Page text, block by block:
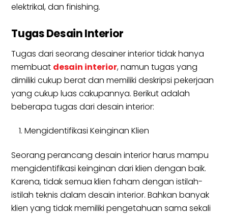
elektrikal, dan finishing.
Tugas Desain Interior
Tugas dari seorang desainer interior tidak hanya
membuat desain interior, namun tugas yang
dimiliki cukup berat dan memiliki deskripsi pekerjaan
yang cukup luas cakupannya. Berikut adalah
beberapa tugas dari desain interior:
Mengidentifikasi Keinginan Klien
Seorang perancang desain interior harus mampu
mengidentifikasi keinginan dari klien dengan baik.
Karena, tidak semua klien faham dengan istilah-
istilah teknis dalam desain interior. Bahkan banyak
klien yang tidak memiliki pengetahuan sama sekali